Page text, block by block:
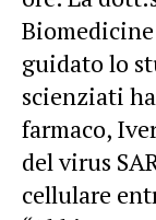
guidato lo
scienziati
farmaco,
del virus
cellulare